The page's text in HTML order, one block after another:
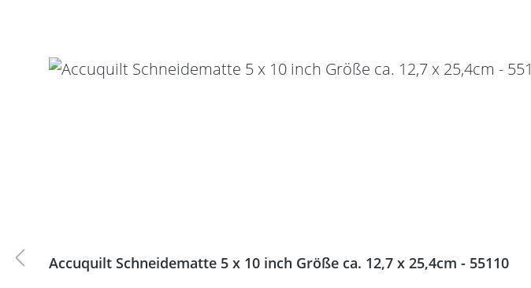
Accuquilt Schneidematte 5 x 10 inch Größe ca. 12,7 x 25,4cm - 55110